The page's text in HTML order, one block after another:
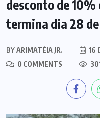
desconto de
termina dia 28
BYARIMATÉIA JR.
16
0 COMMENTS